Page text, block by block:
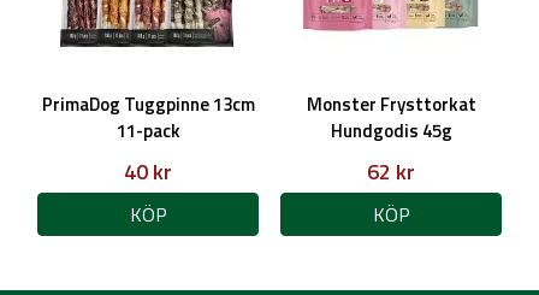
PrimaDog Tuggpinne 13cm
11-pack
40 kr
KÖP
Monster Frysttorkat
Hundgodis 45g
62 kr
KÖP